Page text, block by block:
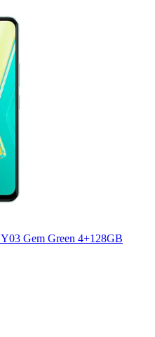
Gem Green 4+128GB